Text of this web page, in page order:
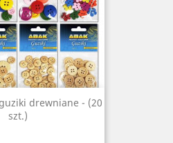
drewniane - (20
szt.)